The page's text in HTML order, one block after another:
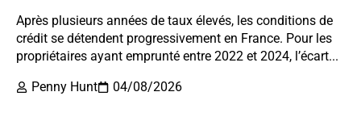
Après plusieurs années de taux élevés, les conditions de
crédit se détendent progressivement en France. Pour les
propriétaires ayant emprunté entre 2022 et 2024, l’écart...
Penny Hunt
04/08/2026